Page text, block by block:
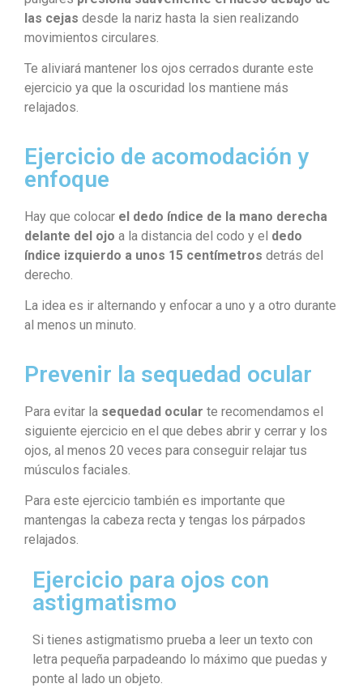
las cejas desde la nariz hasta la sien realizando
movimientos circulares.
Te aliviará mantener los ojos cerrados durante este
ejercicio ya que la oscuridad los mantiene más
relajados.
Ejercicio de acomodación y
enfoque
Hay que colocar el dedo índice de la mano derecha
delante del ojo a la distancia del codo y el dedo
índice izquierdo a unos 15 centímetros detrás del
derecho.
La idea es ir alternando y enfocar a uno y a otro durante
al menos un minuto.
Prevenir la sequedad ocular
Para evitar la sequedad ocular te recomendamos el
siguiente ejercicio en el que debes abrir y cerrar y los
ojos, al menos 20 veces para conseguir relajar tus
músculos faciales.
Para este ejercicio también es importante que
mantengas la cabeza recta y tengas los párpados
relajados.
Ejercicio para ojos con
astigmatismo
Si tienes astigmatismo prueba a leer un texto con
letra pequeña parpadeando lo máximo que puedas y
ponte al lado un objeto.